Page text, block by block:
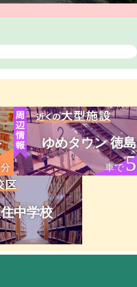
分
ゆめタウン 徳島
車で5
中学校